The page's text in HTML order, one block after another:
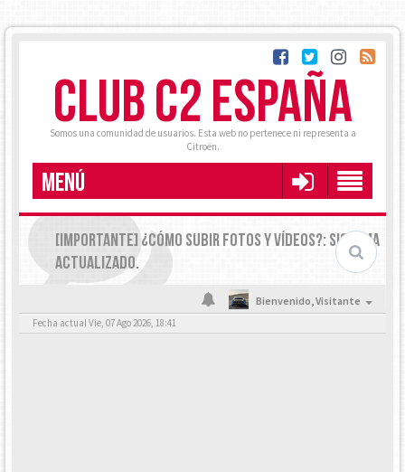
CLUB C2 ESPAÑA
Somos una comunidad de usuarios. Esta web no pertenece ni representa a
Citroën.
MENÚ
[IMPORTANTE] ¿CÓMO SUBIR FOTOS Y VÍDEOS?: SISTEMA
ACTUALIZADO.
Bienvenido,Visitante
Fecha actual Vie, 07 Ago 2026, 18:41